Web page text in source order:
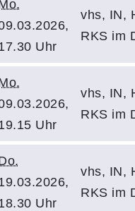
Uhr
vhs, IN,
RKS im
Uhr
vhs, IN,
RKS im
Uhr
vhs, IN,
RKS im